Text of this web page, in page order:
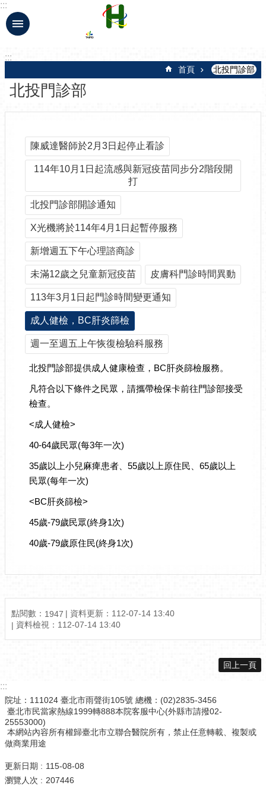
跳到主要內容區塊
:::
:::
首頁 北投門診部
北投門診部
陳威達醫師於2月3日起停止看診
114年10月1日起流感與新冠疫苗同步分2階段開
打
北投門診部開診通知
X光機將於114年4月1日起暫停服務
新增週五下午心理諮商診
未滿12歲之兒童新冠疫苗 皮膚科門診時間異動
113年3月1日起門診時間變更通知
成人健檢，BC肝炎篩檢
週一至週五上午恢復檢驗科服務
北投門診部提供成人健康檢查，BC肝炎篩檢服務。
凡符合以下條件之民眾，請攜帶檢保卡前往門診部接受
檢查。
<成人健檢>
40-64歲民眾(每3年一次)
35歲以上小兒麻痺患者、55歲以上原住民、65歲以上
民眾(每年一次)
<BC肝炎篩檢>
45歲-79歲民眾(終身1次)
40歲-79歲原住民(終身1次)
點閱數： 1947 資料更新： 112-07-14 13:40
資料檢視： 112-07-14 13:40
回上一頁
:::
院址：111024 臺北市雨聲街105號 總機：(02)2835-3456
臺北市民當家熱線1999轉888本院客服中心(外縣市請撥02-
25553000)
本網站內容所有權歸臺北市立聯合醫院所有，禁止任意轉載、複製或
做商業用途
更新日期
115-08-08
瀏覽人次
207446